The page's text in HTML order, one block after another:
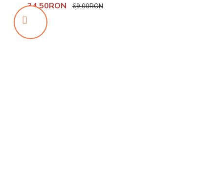
34,50RON 69,00RON